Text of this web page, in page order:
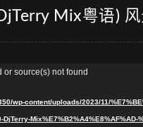
Mix粤语)
or source(s) not found
wp-content/uploads/2023/11/
DjTerry-